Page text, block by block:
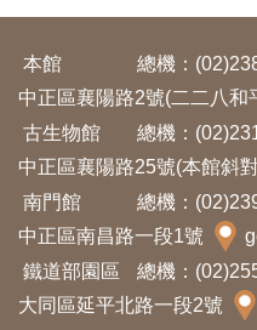
教
育
活
動
出
版
文
本館 總機：
中正區襄陽路2號(二二八和
古生物館
總機：
中正區襄陽路25號(本館斜
南門館
總機：
中正區南昌路一段1號
鐵道部園區
總機：
大同區延平北路一段2號